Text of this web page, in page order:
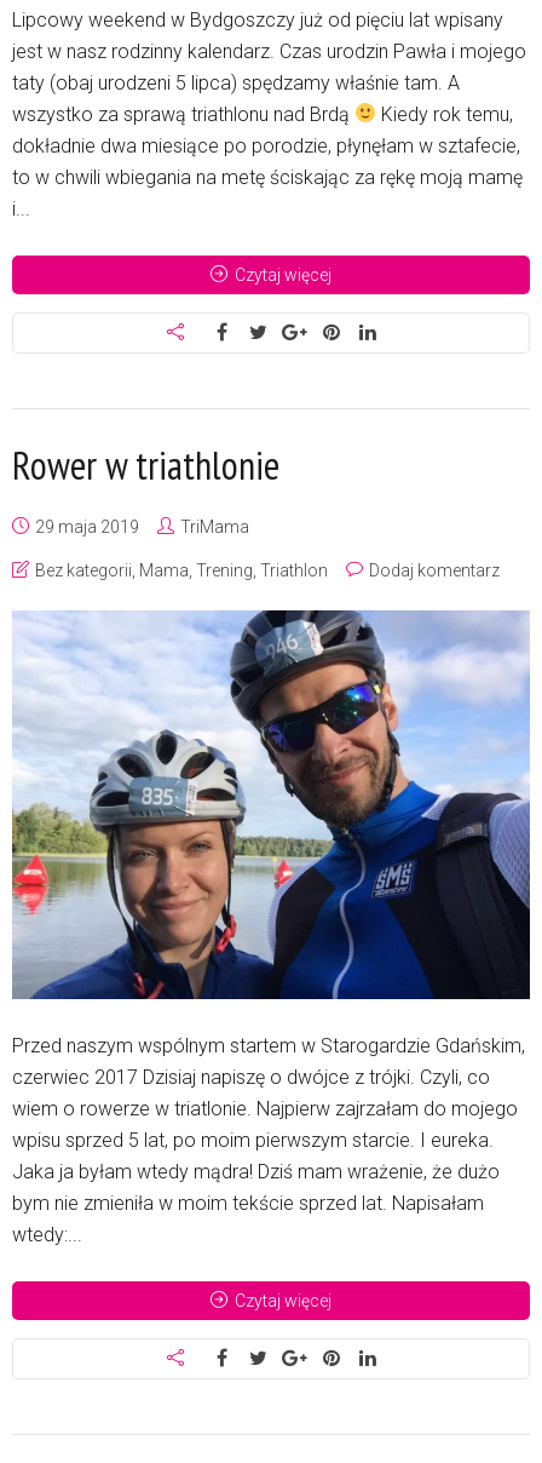
Lipcowy weekend w Bydgoszczy już od pięciu lat wpisany
jest w nasz rodzinny kalendarz. Czas urodzin Pawła i mojego
taty (obaj urodzeni 5 lipca) spędzamy właśnie tam. A
wszystko za sprawą triathlonu nad Brdą
Kiedy rok temu,
dokładnie dwa miesiące po porodzie, płynęłam w sztafecie,
to w chwili wbiegania na metę ściskając za rękę moją mamę
i...
Czytaj więcej
Rower w triathlonie
29 maja 2019 TriMama
Bez kategorii Mama Trening Triathlon Dodaj komentarz
Przed naszym wspólnym startem w Starogardzie Gdańskim,
czerwiec 2017 Dzisiaj napiszę o dwójce z trójki. Czyli, co
wiem o rowerze w triatlonie. Najpierw zajrzałam do mojego
wpisu sprzed 5 lat, po moim pierwszym starcie. I eureka.
Jaka ja byłam wtedy mądra! Dziś mam wrażenie, że dużo
bym nie zmieniła w moim tekście sprzed lat. Napisałam
wtedy:...
Czytaj więcej